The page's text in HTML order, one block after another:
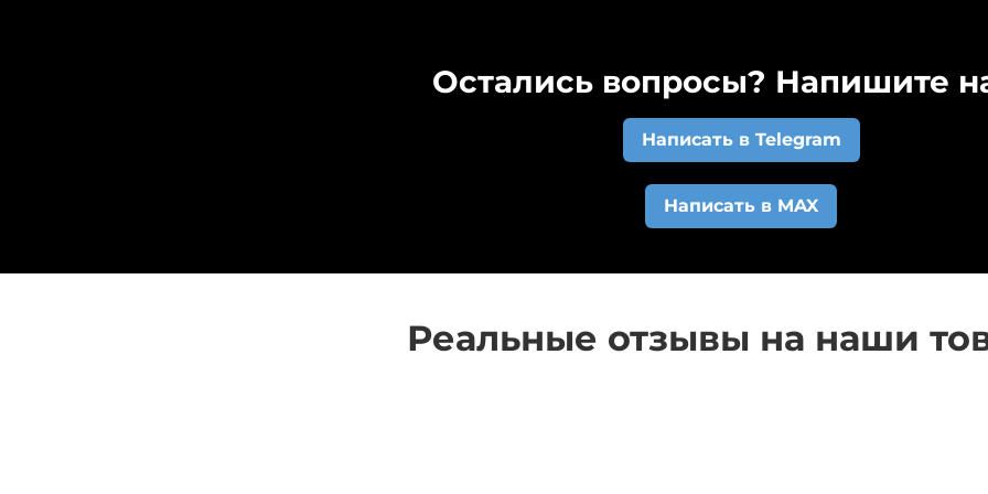
Остались вопросы? Напишите
Написать в Telegram
Написать в MAX
Реальные отзывы на наши